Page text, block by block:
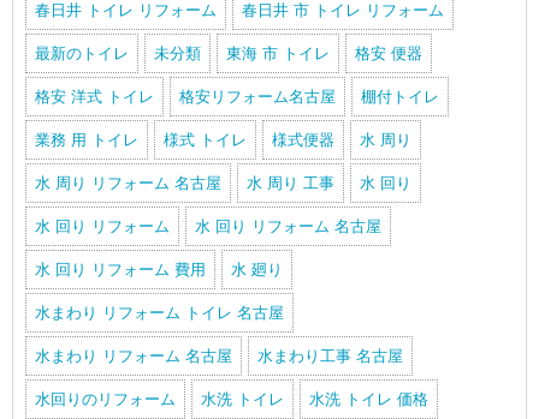
春日井 トイレ リフォーム 春日井 市 トイレ リフォーム
最新のトイレ 未分類 東海 市 トイレ 格安 便器
格安 洋式 トイレ 格安リフォーム名古屋 棚付トイレ
業務 用 トイレ 様式 トイレ 様式便器 水 周り
水 周り リフォーム 名古屋 水 周り 工事 水 回り
水 回り リフォーム 水 回り リフォーム 名古屋
水 回り リフォーム 費用 水 廻り
水まわり リフォーム トイレ 名古屋
水まわり リフォーム 名古屋 水まわり工事 名古屋
水回りのリフォーム 水洗 トイレ 水洗 トイレ 価格